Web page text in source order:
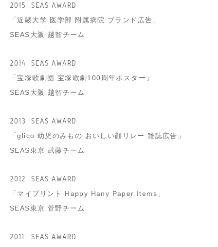
2015
SEAS AWARD
「近畿大学 医学部 附属病院 ブランド広告」
SEAS大阪 越智チーム
2014
SEAS AWARD
「宝塚歌劇団 宝塚歌劇100周年ポスター」
SEAS大阪 越智チーム
2013
SEAS AWARD
「glico 幼児のみもの おいしい顔リレー 雑誌広告」
SEAS東京 武藤チーム
2012
SEAS AWARD
「マイプリント Happy Hany Paper Items」
SEAS東京 菅野チーム
2011
SEAS AWARD